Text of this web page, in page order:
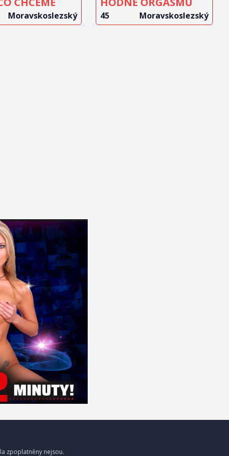
Moravskoslezský 45 Moravskoslezský
zpoplatněny nejsou.